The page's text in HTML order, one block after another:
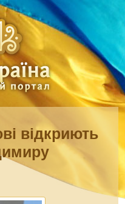
відкриють